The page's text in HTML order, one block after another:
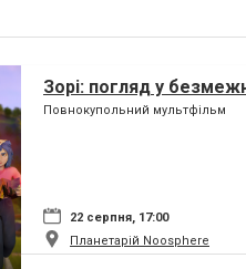
Зорі: погляд у
Повнокупольний мультфільм
22 серпня, 17:00
Планетарій Noosphere